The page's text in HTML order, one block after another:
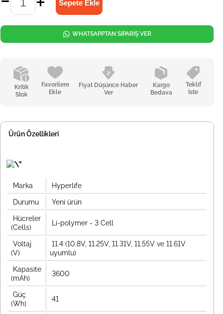
Kritik
Stok
Favorilere
Ekle
Fiyat Düşünce Haber
Ver
Kargo
Bedava
Teklif
İste
WHATSAPPTAN SİPARİŞ VER
Ürün Özellikleri
Marka Hyperlife
Durumu Yeni ürün
Hücreler
(Cells)
Li-polymer - 3 Cell
Voltaj
(V)
11.4 (10.8V, 11.25V, 11.31V, 11.55V ve 11.61V
uyumlu)
Kapasite
(mAh)
3600
Güç
(Wh)
41